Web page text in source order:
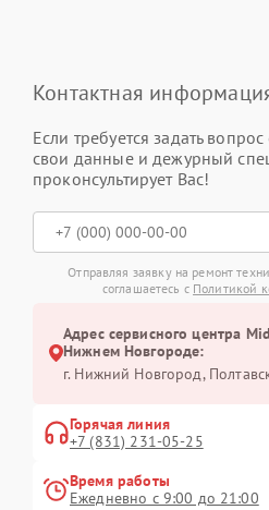
Контактная
Если требуется задать вопрос
свои данные и дежурный
проконсультирует Вас!
Отправляя заявку на ремонт
соглашаетесь с Политикой
Адрес сервисного центра
Нижнем Новгороде:
г. Нижний Новгород,
Горячая линия
+7 (831) 231-05-25
Время работы
Ежедневно с 9:00 до 21:00